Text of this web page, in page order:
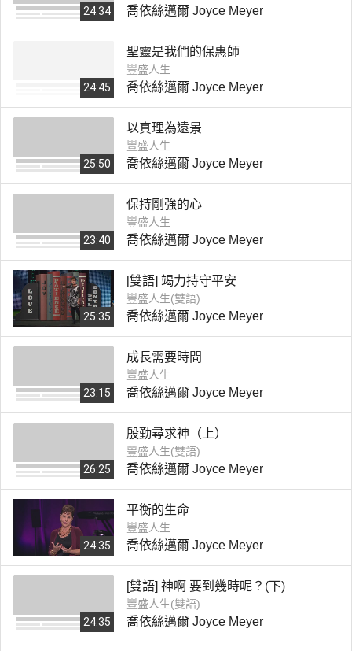
24:34 喬依絲邁爾 Joyce Meyer
24:45
聖靈是我們的保惠師
豐盛人生
喬依絲邁爾 Joyce Meyer
25:50
以真理為遠景
豐盛人生
喬依絲邁爾 Joyce Meyer
23:40
保持剛強的心
豐盛人生
喬依絲邁爾 Joyce Meyer
25:35
[雙語] 竭力持守平安
豐盛人生(雙語)
喬依絲邁爾 Joyce Meyer
23:15
成長需要時間
豐盛人生
喬依絲邁爾 Joyce Meyer
26:25
殷勤尋求神（上）
豐盛人生(雙語)
喬依絲邁爾 Joyce Meyer
24:35
平衡的生命
豐盛人生
喬依絲邁爾 Joyce Meyer
24:35
[雙語] 神啊 要到幾時呢？(下)
豐盛人生(雙語)
喬依絲邁爾 Joyce Meyer